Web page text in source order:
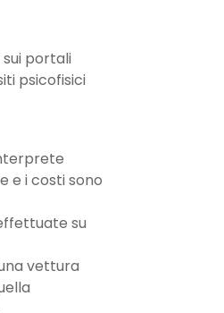
portali
psicofisici
e i costi sono
su
vettura